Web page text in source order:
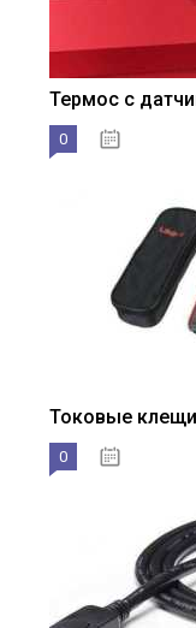
Термос с
0
Токовые
0